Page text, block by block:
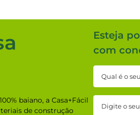
baiano, a Casa+Fácil
de construção
Esteja
com